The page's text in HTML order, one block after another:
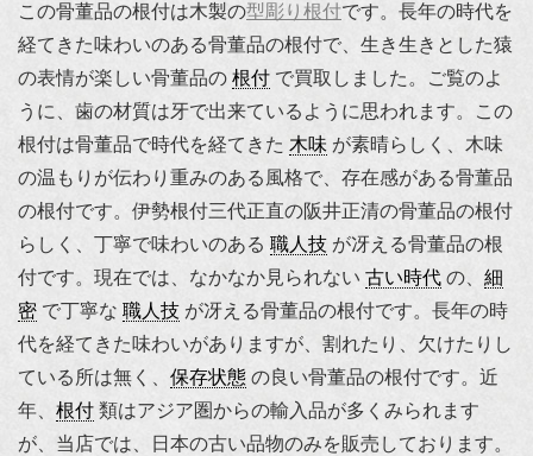
この骨董品の根付は木製の型彫り根付です。長年の時代を
経てきた味わいのある骨董品の根付で、生き生きとした猿
の表情が楽しい骨董品の 根付 で買取しました。ご覧のよ
うに、歯の材質は牙で出来ているように思われます。この
根付は骨董品で時代を経てきた 木味 が素晴らしく、木味
の温もりが伝わり重みのある風格で、存在感がある骨董品
の根付です。伊勢根付三代正直の阪井正清の骨董品の根付
らしく、丁寧で味わいのある 職人技 が冴える骨董品の根
付です。現在では、なかなか見られない 古い時代 の、 細
密 で丁寧な 職人技 が冴える骨董品の根付です。長年の時
代を経てきた味わいがありますが、割れたり、欠けたりし
ている所は無く、 保存状態 の良い骨董品の根付です。近
年、 根付 類はアジア圏からの輸入品が多くみられます
が、当店では、日本の古い品物のみを販売しております。